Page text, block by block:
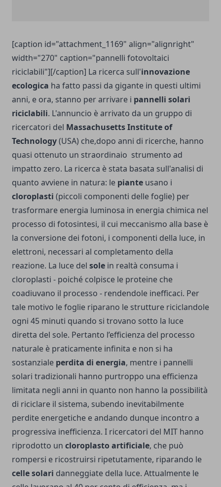
[caption id="attachment_1169" align="alignright"
width="270" caption="pannelli fotovoltaici
riciclabili"][/caption] La ricerca sull'innovazione
ecologica ha fatto passi da gigante in questi ultimi
anni, e ora, stanno per arrivare i pannelli solari
riciclabili. L'annuncio è arrivato da un gruppo di
ricercatori del Massachusetts Institute of
Technology(USA) che,dopo anni di ricerche, hanno
quasi ottenuto un straordinaio strumento ad
impatto zero. La ricerca è stata basata sull'analisi di
quanto avviene in natura: le piante usano i
cloroplasti (piccoli componenti delle foglie) per
trasformare energia luminosa in energia chimica nel
processo di fotosintesi, il cui meccanismo alla base è
la conversione dei fotoni, i componenti della luce, in
elettroni, necessari al completamento della
reazione. La luce del sole in realtà consuma i
cloroplasti - poiché colpisce le proteine che
coadiuvano il processo - rendendole inefficaci. Per
tale motivo le foglie riparano le strutture riciclandole
ogni 45 minuti quando si trovano sotto la luce
diretta del sole. Pertanto l’efficienza del processo
naturale è praticamente infinita e non si ha
sostanziale perdita di energia, mentre i pannelli
solari tradizionali hanno purtroppo una efficienza
limitata negli anni in quanto non hanno la possibilità
di riciclare il sistema, subendo inevitabilmente
perdite energetiche e andando dunque incontro a
progressiva inefficienza. I ricercatori del MIT hanno
riprodotto un cloroplasto artificiale, che può
rompersi e ricostruirsi ripetutamente, riparando le
celle solari danneggiate della luce. Attualmente le